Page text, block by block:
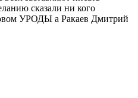
сказали ни кого
УРОДЫ а Ракаев Дмитрий